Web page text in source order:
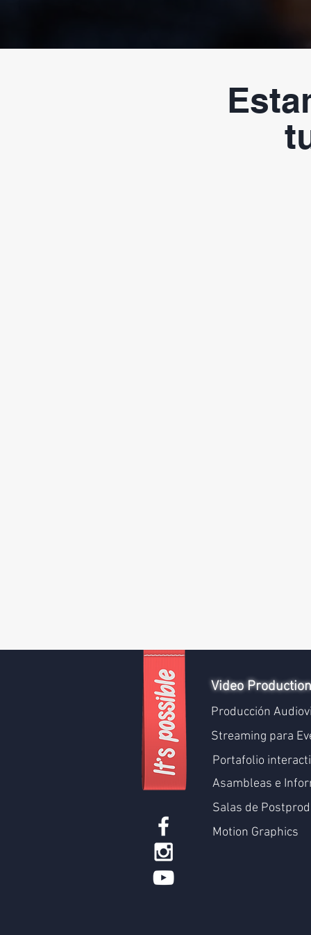
Video Production
Producción
Streaming para
Portafolio
Asambleas e
Salas de
Motion Graphics